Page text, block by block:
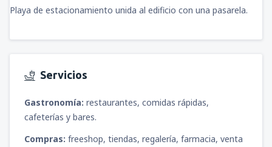
Playa de estacionamiento unida al edificio con una pasarela.
Servicios
Gastronomía: restaurantes, comidas rápidas,
cafeterías y bares.
Compras: freeshop, tiendas, regalería, farmacia, venta